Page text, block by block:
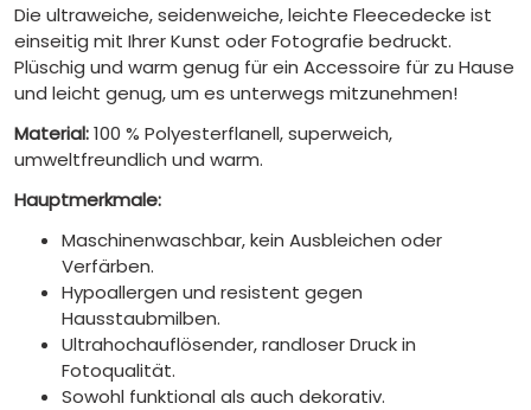
Die ultraweiche, seidenweiche, leichte Fleecedecke ist
einseitig mit Ihrer Kunst oder Fotografie bedruckt.
Plüschig und warm genug für ein Accessoire für zu Hause
und leicht genug, um es unterwegs mitzunehmen!
Material:100 % Polyesterflanell, superweich,
umweltfreundlich und warm.
Hauptmerkmale:
Maschinenwaschbar, kein Ausbleichen oder
Verfärben.
Hypoallergen und resistent gegen
Hausstaubmilben.
Ultrahochauflösender, randloser Druck in
Fotoqualität.
Sowohl funktional als auch dekorativ.